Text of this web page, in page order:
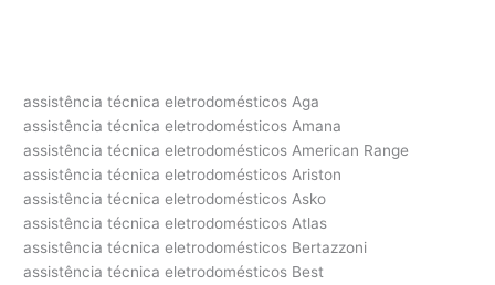
assistência técnica eletrodomésticos Aga
assistência técnica eletrodomésticos Amana
assistência técnica eletrodomésticos American Range
assistência técnica eletrodomésticos Ariston
assistência técnica eletrodomésticos Asko
assistência técnica eletrodomésticos Atlas
assistência técnica eletrodomésticos Bertazzoni
assistência técnica eletrodomésticos Best